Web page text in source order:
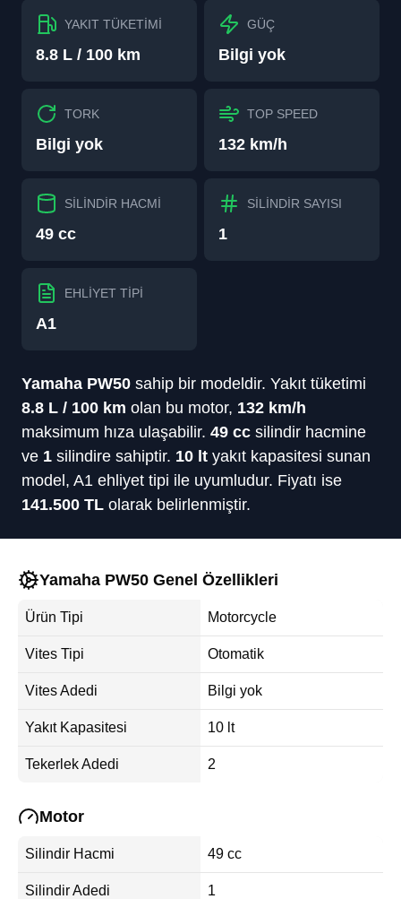
YAKIT TÜKETİMİ
8.8 L / 100 km
GÜÇ
Bilgi yok
TORK
Bilgi yok
TOP SPEED
132 km/h
SİLİNDİR HACMİ
49 cc
SİLİNDİR SAYISI
1
EHLİYET TİPİ
A1
Yamaha PW50 sahip bir modeldir. Yakıt tüketimi
8.8 L / 100 km olan bu motor, 132 km/h
maksimum hıza ulaşabilir. 49 cc silindir hacmine
ve 1 silindire sahiptir. 10 lt yakıt kapasitesi sunan
model, A1 ehliyet tipi ile uyumludur. Fiyatı ise
141.500 TL olarak belirlenmiştir.
Yamaha PW50 Genel Özellikleri
Ürün Tipi Motorcycle
Vites Tipi Otomatik
Vites Adedi Bilgi yok
Yakıt Kapasitesi 10 lt
Tekerlek Adedi 2
Motor
Silindir Hacmi 49 cc
Silindir Adedi 1